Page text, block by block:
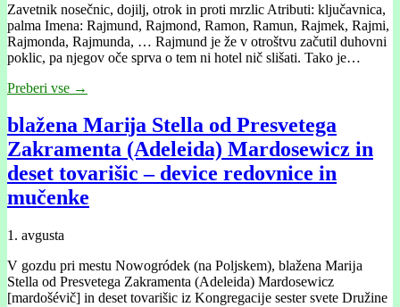
Zavetnik nosečnic, dojilj, otrok in proti mrzlic Atributi: ključavnica,
palma Imena: Rajmund, Rajmond, Ramon, Ramun, Rajmek, Rajmi,
Rajmonda, Rajmunda, … Rajmund je že v otroštvu začutil duhovni
poklic, pa njegov oče sprva o tem ni hotel nič slišati. Tako je…
Preberi vse →
blažena Marĳa Stella od Presvetega
Zakramenta (Adeleida) Mardosewicz in
deset tovarišic – device redovnice in
mučenke
1. avgusta
V gozdu pri mestu Nowogródek (na Poljskem), blažena Marĳa
Stella od Presvetega Zakramenta (Adeleida) Mardosewicz
[mardošévič] in deset tovarišic iz Kongregacĳe sester svete Družine